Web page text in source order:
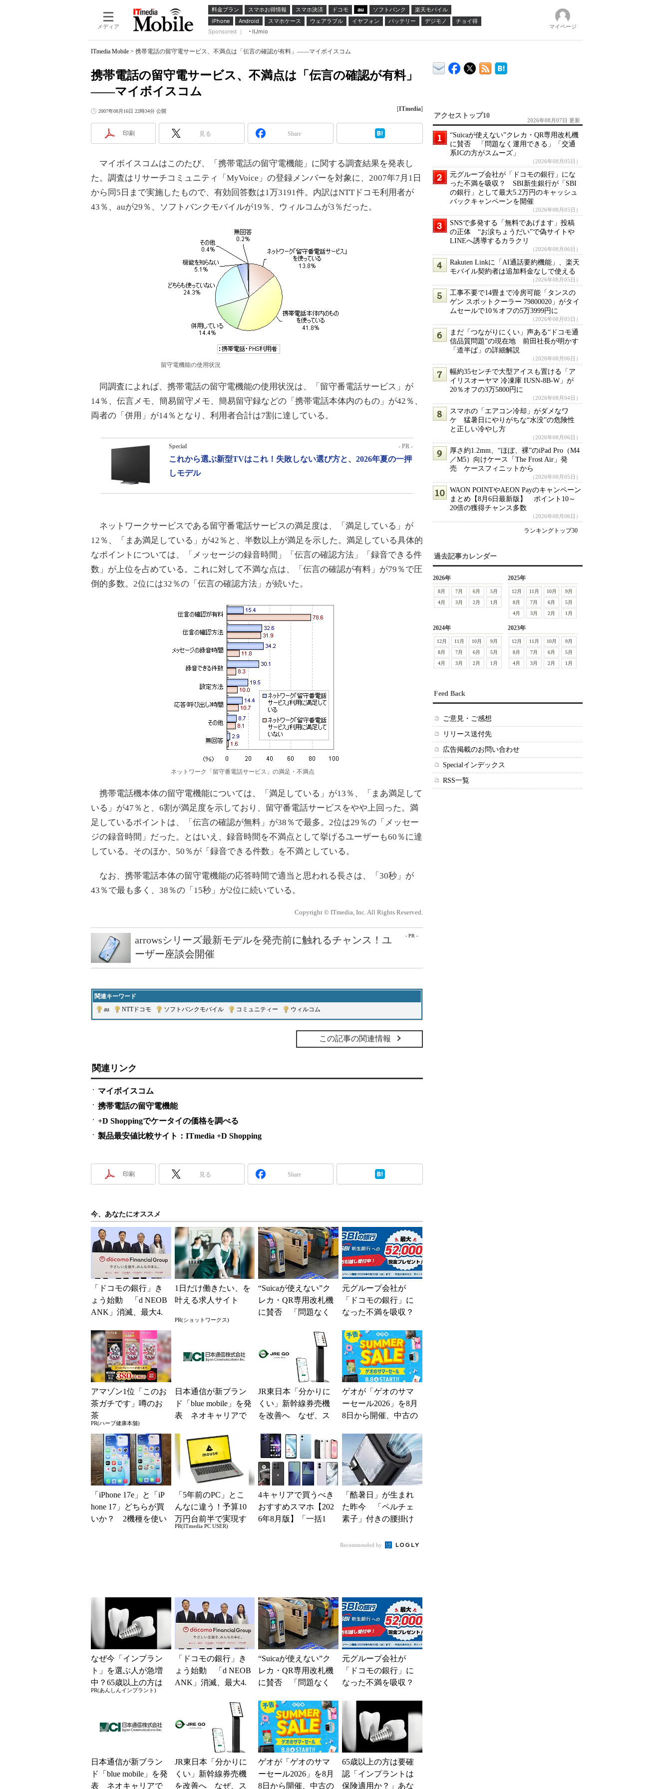
メディア
料金プラン スマホお得情報 スマホ決済 ドコモ au ソフトバンク
楽天モバイル
iPhone
Android スマホケース ウェアラブル イヤフォン バッテリー デジモノ
チョイ得
Sponsored ｜
IIJmio
マイページ
ITmedia Mobile > 携帯電話の留守電サービス、不満点は「伝言の確認が有料」――マイボイスコム
携帯電話の留守電サービス、不満点は「伝言の確認が有料」
――マイボイスコム
2007年08月16日 22時34分 公開 [ITmedia]
印刷 見る Share
マイボイスコムはこのたび、「携帯電話の留守電機能」に関する調査結果を発表し
た。調査はリサーチコミュニティ「MyVoice」の登録メンバーを対象に、2007年7月1日
から同5日まで実施したもので、有効回答数は1万3191件。内訳はNTTドコモ利用者が
43％、auが29％、ソフトバンクモバイルが19％、ウィルコムが3％だった。
留守電機能の使用状況
同調査によれば、携帯電話の留守電機能の使用状況は、「留守番電話サービス」が
14％、伝言メモ、簡易留守メモ、簡易留守録などの「携帯電話本体内のもの」が42％、
両者の「併用」が14％となり、利用者合計は7割に達している。
Special - PR -
これから選ぶ新型TVはこれ！失敗しない選び方と、2026年夏の一押
しモデル
ネットワークサービスである留守番電話サービスの満足度は、「満足している」が
12％、「まあ満足している」が42％と、半数以上が満足を示した。満足している具体的
なポイントについては、「メッセージの録音時間」「伝言の確認方法」「録音できる件
数」が上位を占めている。これに対して不満な点は、「伝言の確認が有料」が79％で圧
倒的多数。2位には32％の「伝言の確認方法」が続いた。
ネットワーク「留守番電話サービス」の満足・不満点
携帯電話機本体の留守電機能については、「満足している」が13％、「まあ満足して
いる」が47％と、6割が満足度を示しており、留守番電話サービスをやや上回った。満
足しているポイントは、「伝言の確認が無料」が38％で最多。2位は29％の「メッセー
ジの録音時間」だった。とはいえ、録音時間を不満点として挙げるユーザーも60％に達
している。そのほか、50％が「録音できる件数」を不満としている。
なお、携帯電話本体の留守電機能の応答時間で適当と思われる長さは、「30秒」が
43％で最も多く、38％の「15秒」が2位に続いている。
Copyright © ITmedia, Inc. All Rights Reserved.
- PR -
arrowsシリーズ最新モデルを発売前に触れるチャンス！ユ
ーザー座談会開催
関連キーワード
au
NTTドコモ ソフトバンクモバイル コミュニティー ウィルコム
この記事の関連情報
関連リンク
マイボイスコム
携帯電話の留守電機能
+D Shoppingでケータイの価格を調べる
製品最安値比較サイト：ITmedia +D Shopping
印刷 見る Share
今、あなたにオススメ
「ドコモの銀行」き
ょう始動 「d NEOB
ANK」消滅、最大4.
解説
1日だけ働きたい、を
叶える求人サイト
PR(ショットワークス)
“Suicaが使えない”ク
レカ・QR専用改札機
に賛否 「問題なく
系ICの方がスムー...
元グループ会社が
「ドコモの銀行」に
なった不満を吸収？
BIの銀行」として最
大5....
アマゾン1位「このお
茶ガチです」噂のお
茶
PR(ハーブ健康本舗)
日本通信が新ブラン
ド「blue mobile」を発
表 ネオキャリアで
JR東日本「分かりに
くい」新幹線券売機
を改善へ なぜ、ス
の最短1分購入」を実
現？
ゲオが「ゲオのサマ
ーセール2026」を8月
8日から開催、中古の
「iPhone 17e」と「iP
hone 17」どちらが買
いか？ 2機種を使い
「5年前のPC」とこ
んなに違う！予算10
万円台前半で実現す
る快適PCライフ
PR(ITmedia PC USER)
4キャリアで買うべき
おすすめスマホ【202
6年8月版】「一括1
「酷暑日」が生まれ
た昨今 「ペルチェ
素子」付きの腰掛け
る？
Recommended by
なぜ今「インプラン
ト」を選ぶ人が急増
中？65歳以上の方は
要確認。抜けた歯の
PR(あんしんインプラント)
「ドコモの銀行」き
ょう始動 「d NEOB
ANK」消滅、最大4.
“Suicaが使えない”ク
レカ・QR専用改札機
に賛否 「問題なく
系ICの方がスムー...
元グループ会社が
「ドコモの銀行」に
なった不満を吸収？
大5....
日本通信が新ブラン
ド「blue mobile」を発
表 ネオキャリアで
JR東日本「分かりに
くい」新幹線券売機
を改善へ なぜ、ス
ゲオが「ゲオのサマ
ーセール2026」を8月
8日から開催、中古の
65歳以上の方は要確
認「インプラントは
保険適用か？」あな
アクセストップ10
2026年08月07日 更新
“Suicaが使えない”クレカ・QR専用改札機
に賛否 「問題なく運用できる」「交通
系ICの方がスムーズ」
（2026年08月05日）
元グループ会社が「ドコモの銀行」にな
った不満を吸収？ SBI新生銀行が「SBI
の銀行」として最大5.2万円のキャッシュ
バックキャンペーンを開催
（2026年08月05日）
SNSで多発する「無料であげます」投稿
の正体 “お涙ちょうだい”で偽サイトや
LINEへ誘導するカラクリ
（2026年08月06日）
Rakuten Linkに「AI通話要約機能」、楽天
モバイル契約者は追加料金なしで使える
（2026年08月05日）
工事不要で14畳まで冷房可能「タンスの
ゲン スポットクーラー 79800020」がタイ
ムセールで10％オフの5万3999円に
（2026年08月05日）
まだ「つながりにくい」声ある“ドコモ通
信品質問題”の現在地 前田社長が明かす
「道半ば」の詳細解説
（2026年08月06日）
幅約35センチで大型アイスも置ける「ア
イリスオーヤマ 冷凍庫 IUSN-8B-W」が
20％オフの3万5800円に
（2026年08月04日）
スマホの「エアコン冷却」がダメなワ
ケ 猛暑日にやりがちな“水没”の危険性
と正しい冷やし方
（2026年08月06日）
厚さ約1.2mm、“ほぼ、裸”のiPad Pro（M4
／M5）向けケース「The Frost Air」発
売 ケースフィニットから
（2026年08月05日）
WAON POINTやAEON Payのキャンペーン
まとめ【8月6日最新版】 ポイント10～
20倍の獲得チャンス多数
（2026年08月06日）
ランキングトップ30
過去記事カレンダー
2026年
8月 7月 6月
5月
4月
3月 2月 1月
2025年
12月 11月 10月
9月
8月
7月 6月
5月
4月
3月 2月 1月
2024年
12月 11月 10月
9月
8月
7月 6月
5月
4月
3月 2月 1月
2023年
12月 11月 10月
9月
8月
7月 6月
5月
4月
3月 2月 1月
Feed Back
ご意見・ご感想
リリース送付先
広告掲載のお問い合わせ
Specialインデックス
RSS一覧